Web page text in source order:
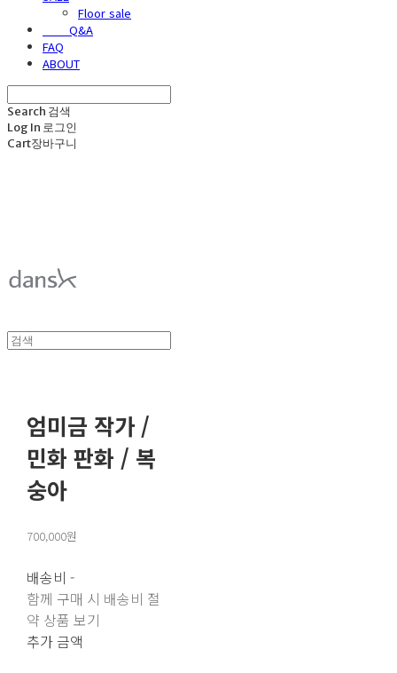
Floor sale
⠀⠀⠀Q&A
FAQ
ABOUT
Search 검색
Log In 로그인
Cart장바구니
엄미금 작가 /
민화 판화 / 복
숭아
700,000원
배송비 -
함께 구매 시 배송비 절
약 상품 보기
추가 금액